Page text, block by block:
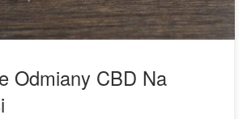
Odmiany CBD Na